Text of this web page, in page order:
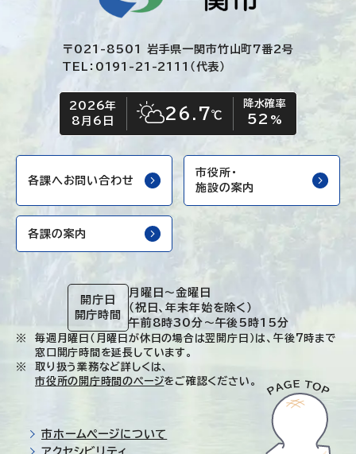
〒021-8501 岩手県一関市竹山町7番2号
TEL：0191-21-2111（代表）
今日の日付
2026年
8月6日
今日の天気
晴れ時々くもり
26.7℃
降水確率
52 %
各課へお問い合わせ
市役所・
施設の案内
各課の案内
開庁日
開庁時間
月曜日～金曜日
（祝日、年末年始を除く）
午前8時30分～午後5時15分
毎週月曜日（月曜日が休日の場合は翌開庁日）は、午後7時まで
窓口開庁時間を延長しています。
取り扱う業務など詳しくは、
市役所の開庁時間のページをご確認ください。
市ホームページについて